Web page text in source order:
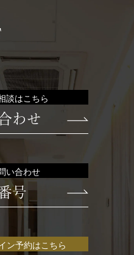
談はこちら
わせ
い合わせ
号
ン予約はこちら